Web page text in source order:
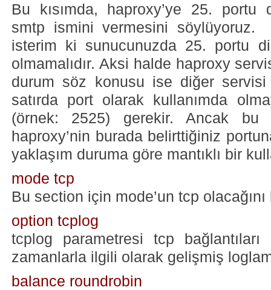
Bu kısımda, haproxy’ye 25. portu
smtp ismini vermesini söylüyoruz.
isterim ki sunucunuzda 25. portu
olmamalıdır. Aksi halde haproxy
durum söz konusu ise diğer
satırda port olarak kullanımda
(örnek: 2525) gerekir. Ancak bu
haproxy’nin burada belirttiğiniz
yaklaşım duruma göre mantıklı bir
mode tcp
Bu section için mode’un tcp
option tcplog
tcplog parametresi tcp
zamanlarla ilgili olarak gelişmiş
balance roundrobin